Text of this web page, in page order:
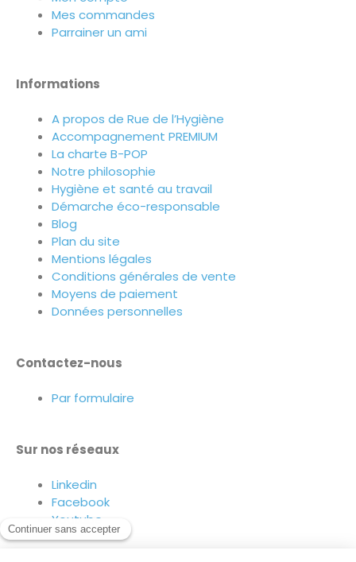
Mes commandes
Parrainer un ami
Informations
A propos de Rue de l’Hygiène
Accompagnement PREMIUM
La charte B-POP
Notre philosophie
Hygiène et santé au travail
Démarche éco-responsable
Blog
Plan du site
Mentions légales
Conditions générales de vente
Moyens de paiement
Données personnelles
Contactez-nous
Par formulaire
Sur nos réseaux
Linkedin
Facebook
Youtube